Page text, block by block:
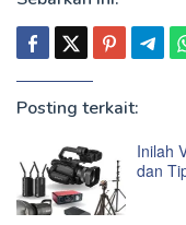
Posting terkait:
Inilah
dan